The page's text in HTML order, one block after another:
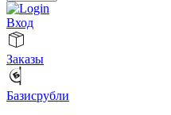
Вход
Заказы
Базисрубли